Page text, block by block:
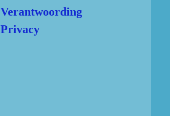
Verantwoording
Privacy